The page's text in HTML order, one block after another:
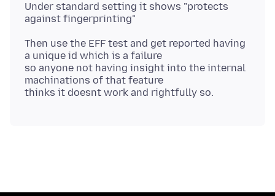
Under standard setting it shows "protects
Then use the EFF test and get reported having
a unique id which is a failure
so anyone not having insight into the internal
machinations of that feature